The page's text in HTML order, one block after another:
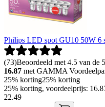
Philips LED spot GU10 50W 6
(73)Beoordeeld met 4.5 van de
16.87 met GAMMA
25% korting25% korting
25% korting, voordeelprijs:
22.49